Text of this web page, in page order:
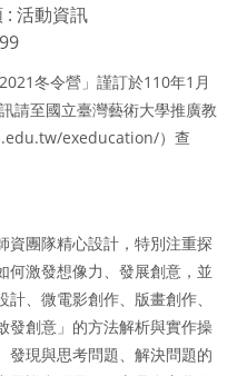
: 活動資訊
冬令營」謹訂於110年1月
請至國立臺灣藝術大學推廣教
exeducation/）查
資團隊精心設計，特別注重探
何激發想像力、發展創意，並
、微電影創作、版畫創作、
發創意」的方法解析與實作操
發現與思考問題、解決問題的